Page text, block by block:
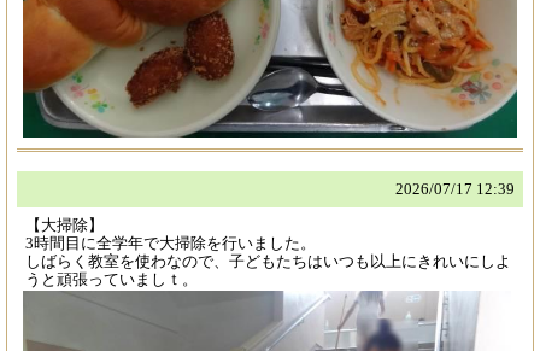
2026/07/17 12:39
【大掃除】
3時間目に全学年で大掃除を行いました。
しばらく教室を使わなので、子どもたちはいつも以上にきれいにしよ
うと頑張っていましｔ。